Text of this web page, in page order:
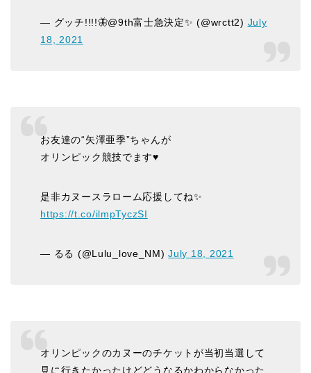
— グッチ!!!!🦋@9th富士急決定✨ (@wrctt2) July
18, 2021
お友達の“矢澤亜季”ちゃんが
オリンピック競技でます♥️
是非カヌースラローム応援してね✨
https://t.co/ilmpTyczSI
— るる (@Lulu_love_NM)July 18, 2021
オリンピックのカヌーのチケットが当初当選して
見に行きたかったけどどうなるかわからなかった